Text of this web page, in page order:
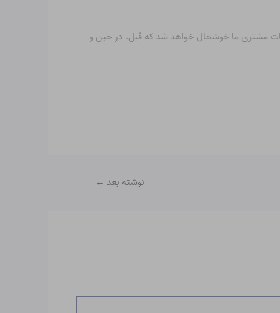
می شوند. یکی از اعضای تیم خدمات مشتری ما خوشحال خواهد شد که قبل، در حین و
نوشته بعد ←